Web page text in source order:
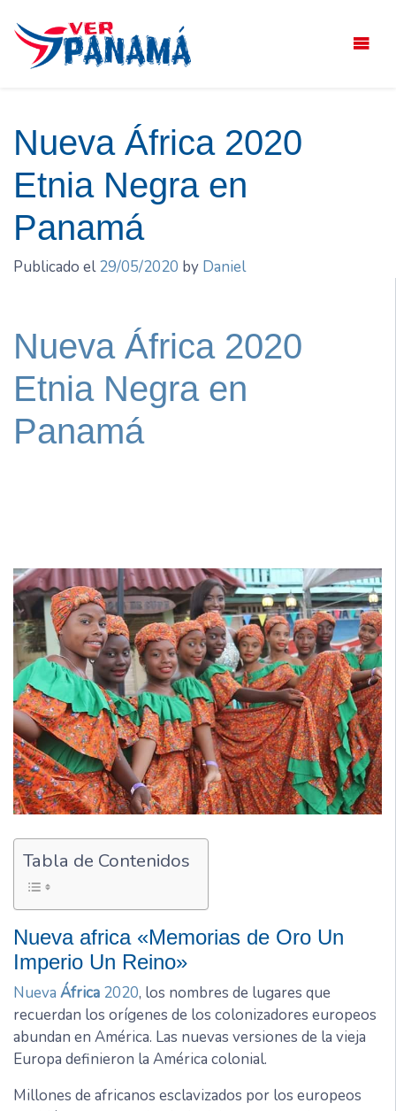
contenido
Nueva África 2020
Etnia Negra en
Panamá
Publicado el29/05/2020 by Daniel
Nueva África 2020
Etnia Negra en
Panamá
Tabla de Contenidos
Nueva africa «Memorias de Oro Un
Imperio Un Reino»
Nueva África 2020, los nombres de lugares que
recuerdan los orígenes de los colonizadores europeos
abundan en América. Las nuevas versiones de la vieja
Europa definieron la América colonial.
Millones de africanos esclavizados por los europeos